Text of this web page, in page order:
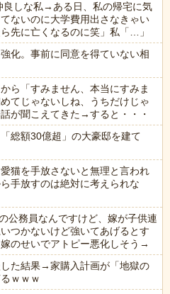
良しな私→ある日、私の帰宅に気
ないのに大学費用出さなきゃい
先に亡くなるのに笑」私「…」
化。事前に同意を得ていない相
ら「すみません、本当にすみま
てじゃないしね、うちだけじゃ
が聞こえてきた→すると・・・
総額30億超」の大豪邸を建て
猫を手放さないと無理と言われ
手放すのは絶対に考えられな
公務員なんですけど、嫁が子供連
つかないけど強いてあげるとす
のせいでアトピー悪化しそう→
した結果→家購入計画が「地獄の
ｗｗｗ